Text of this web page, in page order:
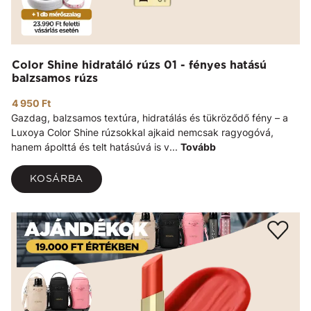
Color Shine hidratáló rúzs 01 - fényes hatású
balzsamos rúzs
4 950 Ft
Gazdag, balzsamos textúra, hidratálás és tükröződő fény – a
Luxoya Color Shine rúzsokkal ajkaid nemcsak ragyogóvá,
hanem ápolttá és telt hatásúvá is v... Tovább
KOSÁRBA